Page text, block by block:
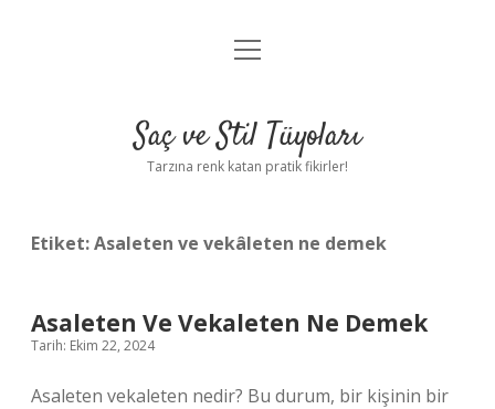
Anasayfa
Yasal Uyarı
menüyü
Saç ve Stil Tüyoları
Tarzına renk katan pratik fikirler!
Etiket:Asaleten ve vekâleten ne demek
Asaleten Ve Vekaleten Ne Demek
Tarih: Ekim 22, 2024
Asaleten vekaleten nedir? Bu durum, bir kişinin bir